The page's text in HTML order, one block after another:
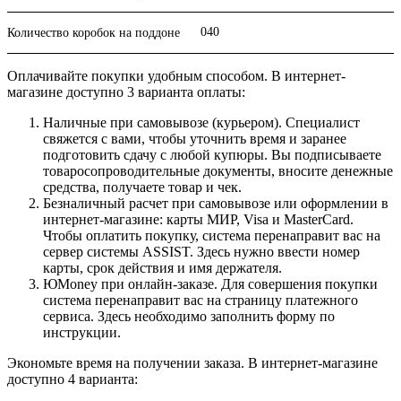
Количество коробок на поддоне 040
Оплачивайте покупки удобным способом. В интернет-
магазине доступно 3 варианта оплаты:
Наличные при самовывозе (курьером). Специалист
свяжется с вами, чтобы уточнить время и заранее
подготовить сдачу с любой купюры. Вы подписываете
товаросопроводительные документы, вносите денежные
средства, получаете товар и чек.
Безналичный расчет при самовывозе или оформлении в
интернет-магазине: карты МИР, Visa и MasterCard.
Чтобы оплатить покупку, система перенаправит вас на
сервер системы ASSIST. Здесь нужно ввести номер
карты, срок действия и имя держателя.
ЮMoney при онлайн-заказе. Для совершения покупки
система перенаправит вас на страницу платежного
сервиса. Здесь необходимо заполнить форму по
инструкции.
Экономьте время на получении заказа. В интернет-магазине
доступно 4 варианта: